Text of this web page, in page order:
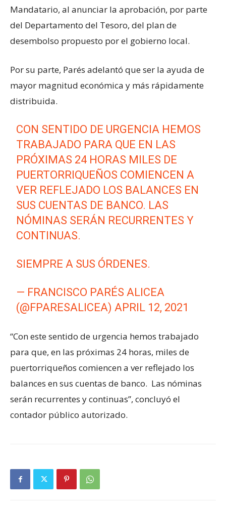
Mandatario, al anunciar la aprobación, por parte
del Departamento del Tesoro, del plan de
desembolso propuesto por el gobierno local.
Por su parte, Parés adelantó que ser la ayuda de
mayor magnitud económica y más rápidamente
distribuida.
CON SENTIDO DE URGENCIA HEMOS
TRABAJADO PARA QUE EN LAS
PRÓXIMAS 24 HORAS MILES DE
PUERTORRIQUEÑOS COMIENCEN A
VER REFLEJADO LOS BALANCES EN
SUS CUENTAS DE BANCO. LAS
NÓMINAS SERÁN RECURRENTES Y
CONTINUAS.
SIEMPRE A SUS ÓRDENES.
— FRANCISCO PARÉS ALICEA
(@FPARESALICEA) APRIL 12, 2021
“Con este sentido de urgencia hemos trabajado
para que, en las próximas 24 horas, miles de
puertorriqueños comiencen a ver reflejado los
balances en sus cuentas de banco. Las nóminas
serán recurrentes y continuas”, concluyó el
contador público autorizado.